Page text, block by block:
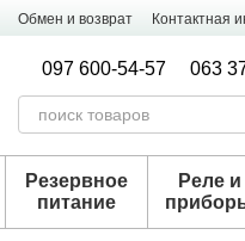
Обмен и возврат Контактная
097 600-54-57 063
Резервное
питание
Реле и